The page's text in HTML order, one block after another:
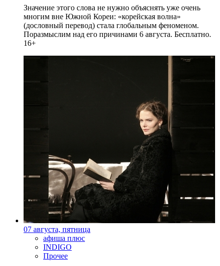
Значение этого слова не нужно объяснять уже очень
многим вне Южной Кореи: «корейская волна»
(дословный перевод) стала глобальным феноменом.
Поразмыслим над его причинами 6 августа. Бесплатно.
16+
07 августа, пятница
афиша плюс
INDIGO
Прочее